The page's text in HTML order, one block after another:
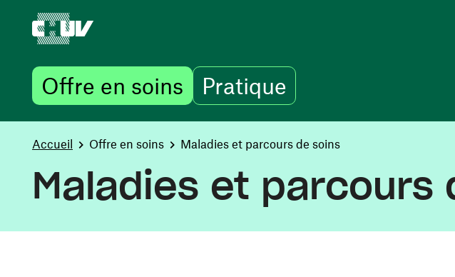
Offre en soins Pratique
You are here:
Accueil Offre en soins Maladies et parcours de soins
Maladies et parcours